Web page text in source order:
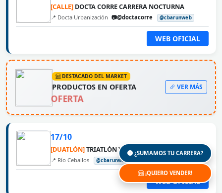
¿SUMAMOS TU CARRERA?
¡QUIERO VENDER!
[CALLE] DOCTA CORRE CARRERA NOCTURNA
📍 Docta Urbanización 📷@doctacorre @cbarunweb
WEB OFICIAL
DESTACADO DEL MARKET
PRODUCTOS EN OFERTA
OFERTA
VER MÁS
17/10
[DUATLÓN]TRIATLÓN Y DUATLÓN CROSS RÍO CEBALLOS
📍 Río Ceballos @cbarunweb
WEB OFICIAL